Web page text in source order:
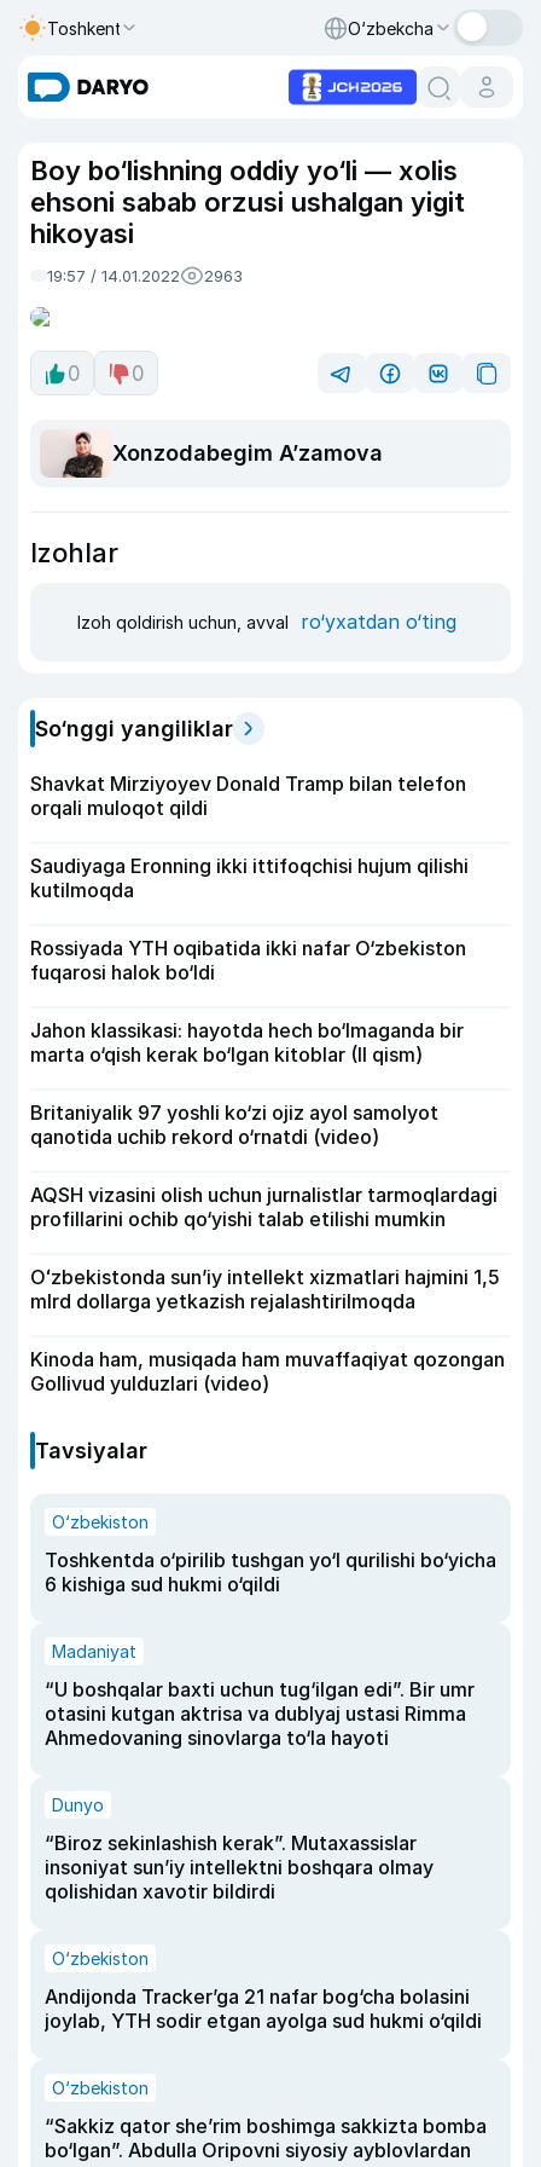
Toshkent O‘zbekcha
Boy bo‘lishning oddiy yo‘li — xolis
ehsoni sabab orzusi ushalgan yigit
hikoyasi
19:57 / 14.01.2022 2963
0 0
Xonzodabegim Aʼzamova
Izohlar
Izoh qoldirish uchun, avval ro‘yxatdan o‘ting
So‘nggi yangiliklar
Shavkat Mirziyoyev Donald Tramp bilan telefon
orqali muloqot qildi
Saudiyaga Eronning ikki ittifoqchisi hujum qilishi
kutilmoqda
Rossiyada YTH oqibatida ikki nafar O‘zbekiston
fuqarosi halok bo‘ldi
Jahon klassikasi: hayotda hech bo‘lmaganda bir
marta o‘qish kerak bo‘lgan kitoblar (II qism)
Britaniyalik 97 yoshli ko‘zi ojiz ayol samolyot
qanotida uchib rekord o‘rnatdi (video)
AQSH vizasini olish uchun jurnalistlar tarmoqlardagi
profillarini ochib qo‘yishi talab etilishi mumkin
Oʻzbekistonda sunʼiy intellekt xizmatlari hajmini 1,5
mlrd dollarga yetkazish rejalashtirilmoqda
Kinoda ham, musiqada ham muvaffaqiyat qozongan
Gollivud yulduzlari (video)
Tavsiyalar
O‘zbekiston
Toshkentda o‘pirilib tushgan yo‘l qurilishi bo‘yicha
6 kishiga sud hukmi o‘qildi
Madaniyat
“U boshqalar baxti uchun tug‘ilgan edi”. Bir umr
otasini kutgan aktrisa va dublyaj ustasi Rimma
Ahmedovaning sinovlarga to‘la hayoti
Dunyo
“Biroz sekinlashish kerak”. Mutaxassislar
insoniyat sun’iy intellektni boshqara olmay
qolishidan xavotir bildirdi
O‘zbekiston
Andijonda Tracker’ga 21 nafar bog‘cha bolasini
joylab, YTH sodir etgan ayolga sud hukmi o‘qildi
O‘zbekiston
“Sakkiz qator she’rim boshimga sakkizta bomba
bo‘lgan”. Abdulla Oripovni siyosiy ayblovlardan